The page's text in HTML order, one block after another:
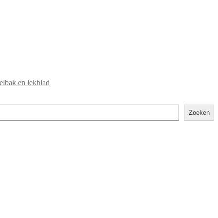
en lekblad
Zoeken